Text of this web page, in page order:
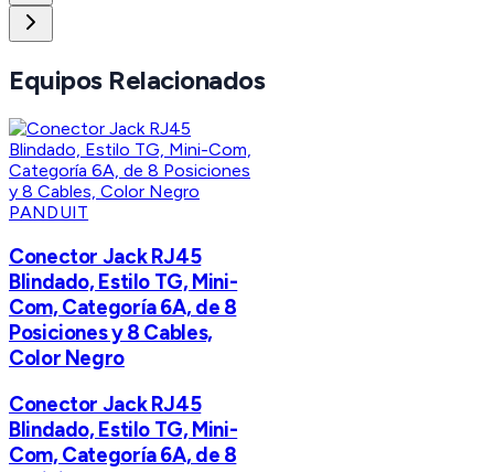
Equipos Relacionados
PANDUIT
Conector Jack RJ45
Blindado, Estilo TG, Mini-
Com, Categoría 6A, de 8
Posiciones y 8 Cables,
Color Negro
Conector Jack RJ45
Blindado, Estilo TG, Mini-
Com, Categoría 6A, de 8